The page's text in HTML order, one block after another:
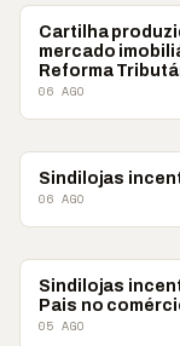
ECONOMIA
Cartilha
mercado
Reforma
06 AGO
ECONOMIA
Sindilojas
06 AGO
ECONOMIA
Sindilojas
Pais no
05 AGO